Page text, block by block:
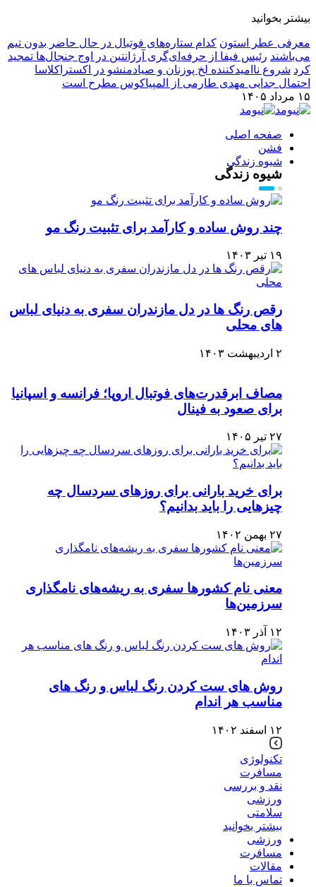
بیشتر بخوانید
معرفی عطر استون کدام ستاره‌های فوتبال در حال حاضر بدون تیم
می‌باشند رئیس فیفا از حرفه‌ای‌گری آرژانتین در اوج جنجال‌ها تمجید
کرد شروع ناامیدکننده لخ پوزنان و صیادمنشو در اکستراکلاسا
احتمال جدایی مهدی طارمی از المپیاکوس مطرح است
۱۵ مرداد ۱۴۰۵
صفحه اصلی
فشن
شیوه زندگی
شیوه زندگی
چند روش ساده و کارآمد برای تثبیت رنگ مو
۱۹ تیر ۱۴۰۳
رقص رنگ ها در دل مازندران سفری به دنیای لباس
های محلی
۲ اردیبهشت ۱۴۰۳
مصاف ابرقدرت‌های فوتبال اروپا؛ فرانسه و اسپانیا
برای صعود به فینال
۲۷ تیر ۱۴۰۵
برای خرید بارانی برای روزهای سردسال چه
چیزهایی را باید بدانیم؟
۲۷ بهمن ۱۴۰۲
معنی نام کشورها سفری به ریشه‌های نامگذاری
سرزمین‌ها
۱۲ آذر ۱۴۰۳
روش های ست کردن رنگ لباس و رنگ های
مناسب هر اندام
۱۲ اسفند ۱۴۰۲
تکنولوژی
مسافرت
نقد و بررسی
ورزشی
سلامتی
بیشتر بخوانید
ورزشی
مسافرت
مقالات
تماس با ما